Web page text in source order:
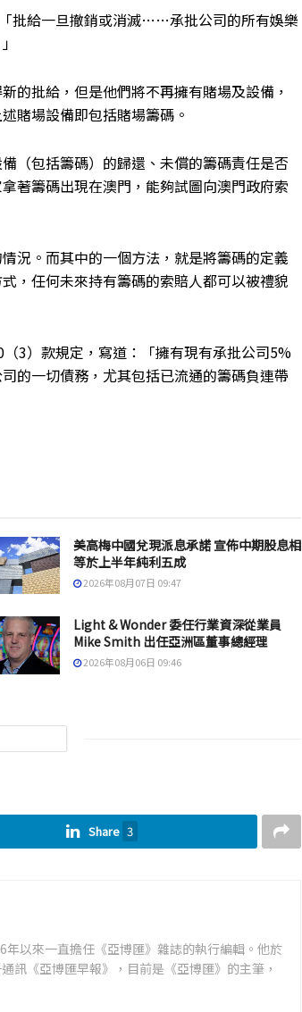
批給一旦撤銷或消滅……承批公司的所有娛樂
的批給，但是他們將不再擁有賭場及設備，
賭場設備即包括賭場籌碼。
（包括籌碼）的歸還、未償的籌碼責任是否
著籌碼出現在澳門，能夠試圖向澳門政府索
況。而其中的一個方法，就是將籌碼的定義
，任何未來持有籌碼的索賠人都可以被禮貌
3）款規定，寫道：「擁有現有承批公司5%
的一切債務，尤其包括已流通的籌碼負連帶
美高梅中國兌現派息承諾 宣佈中期股息相
等於上半年純利五成
2026年08月07日 09:47
Light & Wonder 委任行業資深從業員
Mike Smith 出任亞洲區董事總經理
2026年08月06日 09:46
Share 3
以來一直擔任《亞博匯》雜誌的執行編輯。他於
訊《亞博匯早報》，目前是《亞博匯》的主筆，